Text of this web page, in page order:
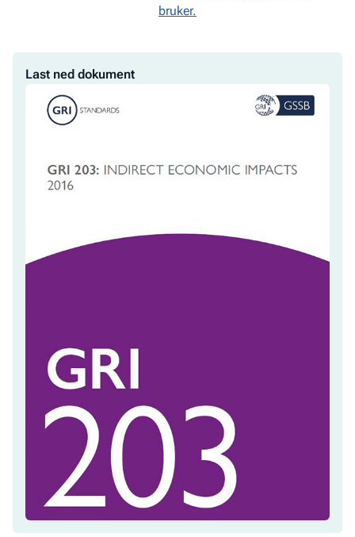
bruker.
Last ned dokument
Last
dokument